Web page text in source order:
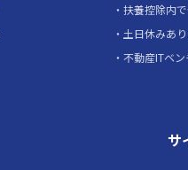
扶養控除内
土日休みあり
不動産ITベ
サ